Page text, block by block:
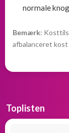
normale
Bemærk:
afbalanceret
Toplisten